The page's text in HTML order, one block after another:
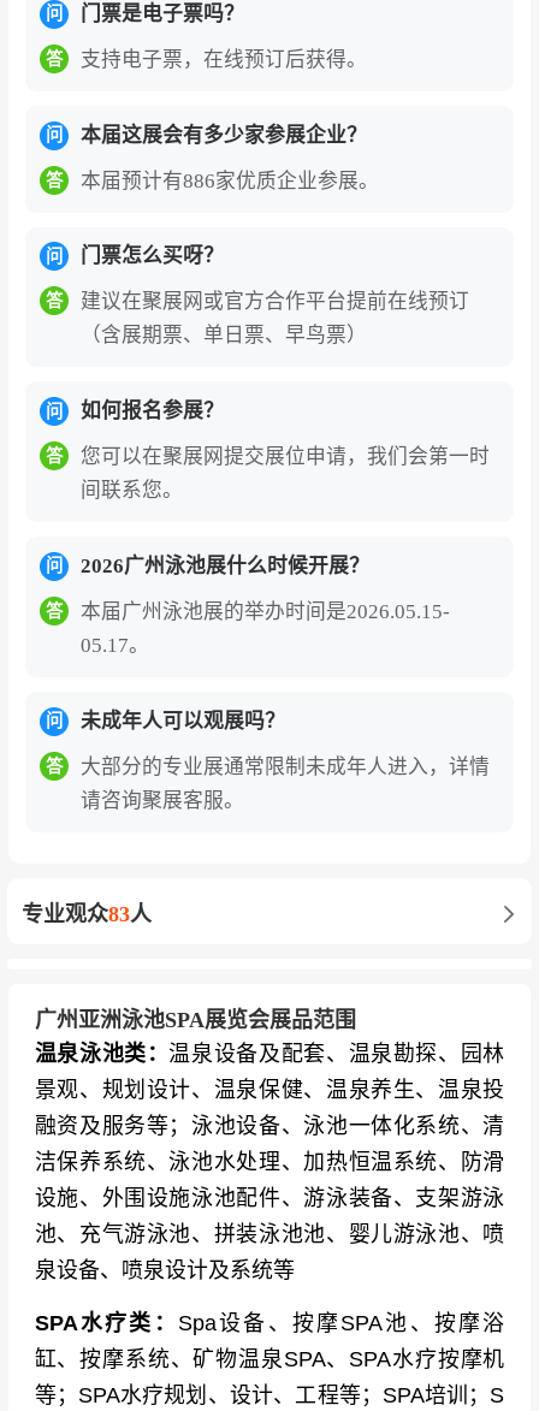
景的完整生态圈。2026年展会全新增设“亚洲游泳
展”与“亚洲按摩浴缸&桑拿设备展”两大垂直板块，
艇博览会”“世界花园生活博览会”，构建起“水系文
交流生态。
精准对接全球核心买家与产业链资源
会汇聚来自全球70余个国家和地区的1000余名海
外专业采购商，海外观众预登记人数同比增长3
0%，覆盖欧美、澳洲、中东、东南亚等核心市
池奖颁奖典礼”“乐水之旅—外商来华工厂参观”等
活动，深度整合全产业链优质资源，吸引商业地
产、酒店集团、游泳俱乐部、工程商、经销商等
对于中国企业的独特价值——链接全球市场的出
海战略引擎。依托鸿威集团在全球五大洲的辐射
布局，展会全面升级国际化内容板块，在汇聚优
全球泳池SPA产业网络。海外展团来自法国、美
国、德国、澳大利亚、俄罗斯、印度等70余个国
家，搭建起“内贸+外贸”双循环的核心桥梁。作为
池企业“不出国门、链接全球”的战略平台。
时的无线泳池清洁机器人、低盐低氯消杀方案等
智能化、绿色化产品成为热点。展会聚焦“泳池
+百业”的深度融合成果，从传统设备制造向系统
化、场景化解决方案转型，涵盖智慧管理系统、
环保节能技术、康养休闲配套等前沿领域。参展
企业可借此洞察行业向“智能、节能、绿色”转型升
级的趋势，抢占泳池SPA产业发展先机。
广州的区位与产业优势。展会在广州·中国进出口
商品交易会展馆举办，地处粤港澳大湾区核心，
是中国泳池SPA产业最发达的产业集群所在地。
依托广州作为国际商贸中心和“一带一路”重要节点
问 门票是电子票吗？
答 支持电子票，在线预订后获得。
问 本届这展会有多少家参展企业？
答 本届预计有886家优质企业参展。
问 门票怎么买呀？
答
建议在聚展网或官方合作平台提前在线预订
（含展期票、单日票、早鸟票）
问 如何报名参展？
答
您可以在聚展网提交展位申请，我们会第一时
间联系您。
问 2026广州泳池展什么时候开展？
答
本届广州泳池展的举办时间是2026.05.15-
05.17。
问 未成年人可以观展吗？
答
大部分的专业展通常限制未成年人进入，详情
请咨询聚展客服。
专业观众83人
广州亚洲泳池SPA展览会展品范围
温泉泳池类：温泉设备及配套、温泉勘探、园林
景观、规划设计、温泉保健、温泉养生、温泉投
融资及服务等；泳池设备、泳池一体化系统、清
洁保养系统、泳池水处理、加热恒温系统、防滑
设施、外围设施泳池配件、游泳装备、支架游泳
池、充气游泳池、拼装泳池池、婴儿游泳池、喷
泉设备、喷泉设计及系统等
SPA水疗类： Spa设备、按摩SPA池、按摩浴
缸、按摩系统、矿物温泉SPA、SPA水疗按摩机
等；SPA水疗规划、设计、工程等；SPA培训；S